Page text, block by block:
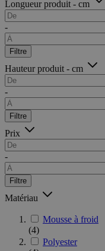
Longueur produit - cm
-
Filtre
Hauteur produit - cm
-
Filtre
Prix
-
Filtre
Matériau
Mousse à froid
(4)
Polyester